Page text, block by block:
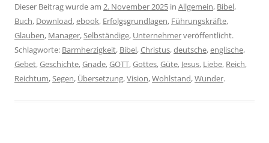
Dieser Beitrag wurde am 2. November 2025 in Allgemein, Bibel,
Buch, Download,ebook, Erfolgsgrundlagen, Führungskräfte,
Glauben, Manager,Selbständige, Unternehmerveröffentlicht.
Schlagworte: Barmherzigkeit, Bibel,Christus,deutsche,englische,
Gebet,Geschichte,Gnade,GOTT,Gottes,Güte, Jesus, Liebe, Reich,
Reichtum,Segen, Übersetzung,Vision,Wohlstand,Wunder.